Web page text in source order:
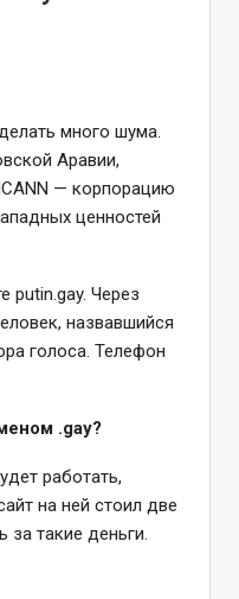
много шума.
Аравии,
— корпорацию
ценностей
putin.gay. Через
назвавшийся
голоса. Телефон
.gay?
работать,
на ней стоил две
за такие деньги.